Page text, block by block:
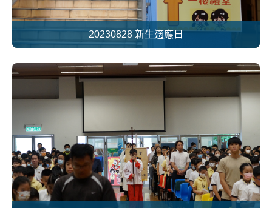
20230828 新生適應日